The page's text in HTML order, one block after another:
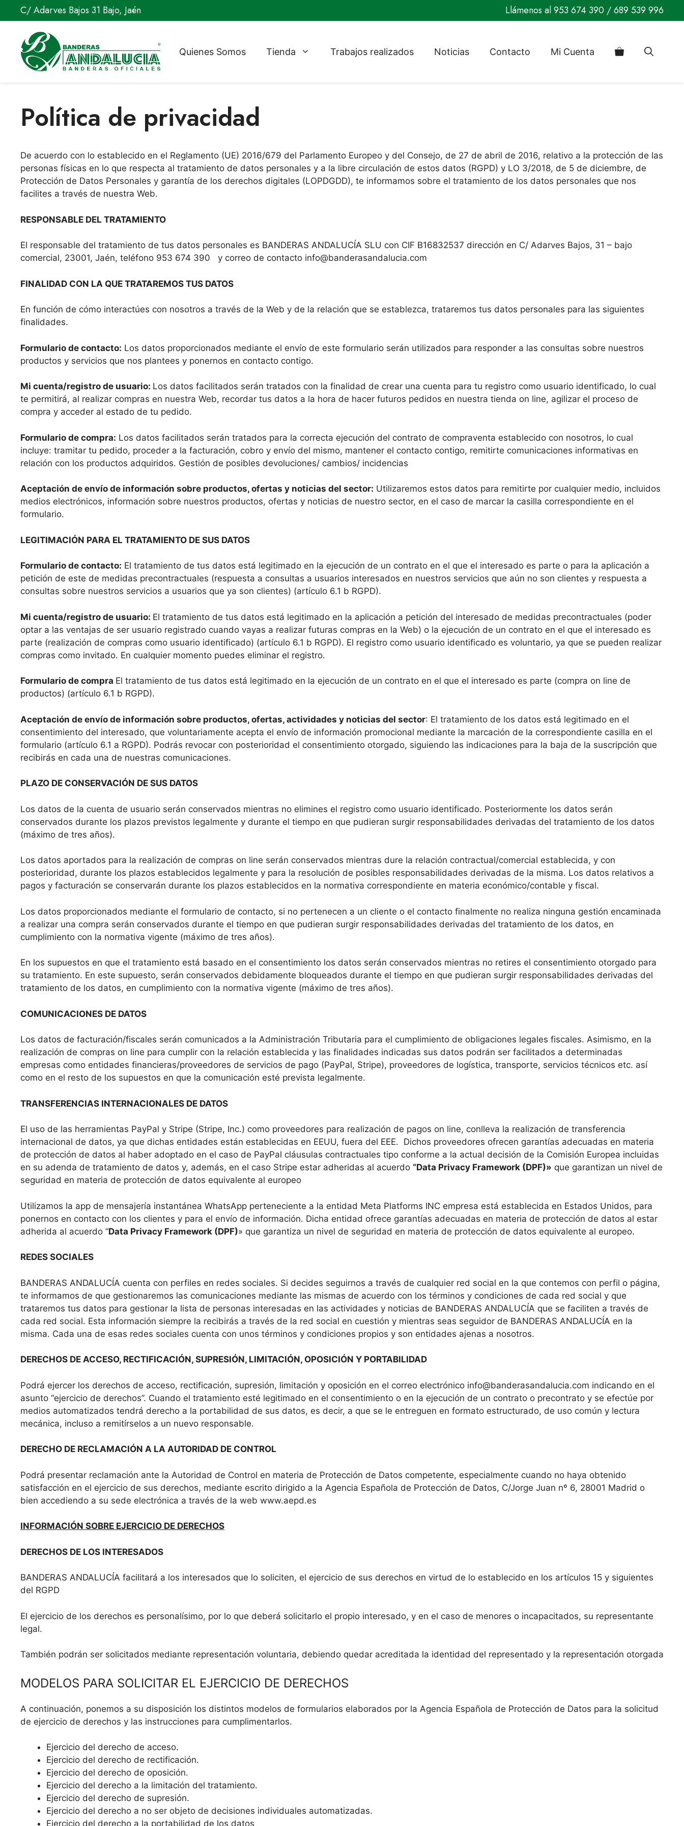
Saltar
al
contenido
C/ Adarves Bajos 31 Bajo, Jaén Llámenos al953 674 390 /689 539 996
Quienes Somos Tienda Trabajos realizados Noticias Contacto Mi Cuenta
Política de privacidad
De acuerdo con lo establecido en el Reglamento (UE) 2016/679 del Parlamento Europeo y del Consejo, de 27 de abril de 2016, relativo a la protección de las
personas físicas en lo que respecta al tratamiento de datos personales y a la libre circulación de estos datos (RGPD) y LO 3/2018, de 5 de diciembre, de
Protección de Datos Personales y garantía de los derechos digitales (LOPDGDD), te informamos sobre el tratamiento de los datos personales que nos
facilites a través de nuestra Web.
RESPONSABLE DEL TRATAMIENTO
El responsable del tratamiento de tus datos personales es BANDERAS ANDALUCÍA SLU con CIF B16832537 dirección en C/ Adarves Bajos, 31 – bajo
comercial, 23001, Jaén, teléfono 953 674 390 y correo de contacto info@banderasandalucia.com
FINALIDAD CON LA QUE TRATAREMOS TUS DATOS
En función de cómo interactúes con nosotros a través de la Web y de la relación que se establezca, trataremos tus datos personales para las siguientes
finalidades.
Formulario de contacto: Los datos proporcionados mediante el envío de este formulario serán utilizados para responder a las consultas sobre nuestros
productos y servicios que nos plantees y ponernos en contacto contigo.
Mi cuenta/registro de usuario: Los datos facilitados serán tratados con la finalidad de crear una cuenta para tu registro como usuario identificado, lo cual
te permitirá, al realizar compras en nuestra Web, recordar tus datos a la hora de hacer futuros pedidos en nuestra tienda on line, agilizar el proceso de
compra y acceder al estado de tu pedido.
Formulario de compra: Los datos facilitados serán tratados para la correcta ejecución del contrato de compraventa establecido con nosotros, lo cual
incluye: tramitar tu pedido, proceder a la facturación, cobro y envío del mismo, mantener el contacto contigo, remitirte comunicaciones informativas en
relación con los productos adquiridos. Gestión de posibles devoluciones/ cambios/ incidencias
Aceptación de envío de información sobre productos, ofertas y noticias del sector: Utilizaremos estos datos para remitirte por cualquier medio, incluidos
medios electrónicos, información sobre nuestros productos, ofertas y noticias de nuestro sector, en el caso de marcar la casilla correspondiente en el
formulario.
LEGITIMACIÓN PARA EL TRATAMIENTO DE SUS DATOS
Formulario de contacto: El tratamiento de tus datos está legitimado en la ejecución de un contrato en el que el interesado es parte o para la aplicación a
petición de este de medidas precontractuales (respuesta a consultas a usuarios interesados en nuestros servicios que aún no son clientes y respuesta a
consultas sobre nuestros servicios a usuarios que ya son clientes) (artículo 6.1 b RGPD).
Mi cuenta/registro de usuario: El tratamiento de tus datos está legitimado en la aplicación a petición del interesado de medidas precontractuales (poder
optar a las ventajas de ser usuario registrado cuando vayas a realizar futuras compras en la Web) o la ejecución de un contrato en el que el interesado es
parte (realización de compras como usuario identificado) (artículo 6.1 b RGPD). El registro como usuario identificado es voluntario, ya que se pueden realizar
compras como invitado. En cualquier momento puedes eliminar el registro.
Formulario de compra El tratamiento de tus datos está legitimado en la ejecución de un contrato en el que el interesado es parte (compra on line de
productos) (artículo 6.1 b RGPD).
Aceptación de envío de información sobre productos, ofertas, actividades y noticias del sector: El tratamiento de los datos está legitimado en el
consentimiento del interesado, que voluntariamente acepta el envío de información promocional mediante la marcación de la correspondiente casilla en el
formulario (artículo 6.1 a RGPD). Podrás revocar con posterioridad el consentimiento otorgado, siguiendo las indicaciones para la baja de la suscripción que
recibirás en cada una de nuestras comunicaciones.
PLAZO DE CONSERVACIÓN DE SUS DATOS
Los datos de la cuenta de usuario serán conservados mientras no elimines el registro como usuario identificado. Posteriormente los datos serán
conservados durante los plazos previstos legalmente y durante el tiempo en que pudieran surgir responsabilidades derivadas del tratamiento de los datos
(máximo de tres años).
Los datos aportados para la realización de compras on line serán conservados mientras dure la relación contractual/comercial establecida, y con
posterioridad, durante los plazos establecidos legalmente y para la resolución de posibles responsabilidades derivadas de la misma. Los datos relativos a
pagos y facturación se conservarán durante los plazos establecidos en la normativa correspondiente en materia económico/contable y fiscal.
Los datos proporcionados mediante el formulario de contacto, si no pertenecen a un cliente o el contacto finalmente no realiza ninguna gestión encaminada
a realizar una compra serán conservados durante el tiempo en que pudieran surgir responsabilidades derivadas del tratamiento de los datos, en
cumplimiento con la normativa vigente (máximo de tres años).
En los supuestos en que el tratamiento está basado en el consentimiento los datos serán conservados mientras no retires el consentimiento otorgado para
su tratamiento. En este supuesto, serán conservados debidamente bloqueados durante el tiempo en que pudieran surgir responsabilidades derivadas del
tratamiento de los datos, en cumplimiento con la normativa vigente (máximo de tres años).
COMUNICACIONES DE DATOS
Los datos de facturación/fiscales serán comunicados a la Administración Tributaria para el cumplimiento de obligaciones legales fiscales. Asimismo, en la
realización de compras on line para cumplir con la relación establecida y las finalidades indicadas sus datos podrán ser facilitados a determinadas
empresas como entidades financieras/proveedores de servicios de pago (PayPal, Stripe), proveedores de logística, transporte, servicios técnicos etc. así
como en el resto de los supuestos en que la comunicación esté prevista legalmente.
TRANSFERENCIAS INTERNACIONALES DE DATOS
El uso de las herramientas PayPal y Stripe (Stripe, Inc.) como proveedores para realización de pagos on line, conlleva la realización de transferencia
internacional de datos, ya que dichas entidades están establecidas en EEUU, fuera del EEE. Dichos proveedores ofrecen garantías adecuadas en materia
de protección de datos al haber adoptado en el caso de PayPal cláusulas contractuales tipo conforme a la actual decisión de la Comisión Europea incluidas
en su adenda de tratamiento de datos y, además, en el caso Stripe estar adheridas al acuerdo “Data Privacy Framework (DPF)» que garantizan un nivel de
seguridad en materia de protección de datos equivalente al europeo
Utilizamos la app de mensajería instantánea WhatsApp perteneciente a la entidad Meta Platforms INC empresa está establecida en Estados Unidos, para
ponernos en contacto con los clientes y para el envío de información. Dicha entidad ofrece garantías adecuadas en materia de protección de datos al estar
adherida al acuerdo “Data Privacy Framework (DPF)» que garantiza un nivel de seguridad en materia de protección de datos equivalente al europeo.
REDES SOCIALES
BANDERAS ANDALUCÍA cuenta con perfiles en redes sociales. Si decides seguirnos a través de cualquier red social en la que contemos con perfil o página,
te informamos de que gestionaremos las comunicaciones mediante las mismas de acuerdo con los términos y condiciones de cada red social y que
trataremos tus datos para gestionar la lista de personas interesadas en las actividades y noticias de BANDERAS ANDALUCÍA que se faciliten a través de
cada red social. Esta información siempre la recibirás a través de la red social en cuestión y mientras seas seguidor de BANDERAS ANDALUCÍA en la
misma. Cada una de esas redes sociales cuenta con unos términos y condiciones propios y son entidades ajenas a nosotros.
DERECHOS DE ACCESO, RECTIFICACIÓN, SUPRESIÓN, LIMITACIÓN, OPOSICIÓN Y PORTABILIDAD
Podrá ejercer los derechos de acceso, rectificación, supresión, limitación y oposición en el correo electrónico info@banderasandalucia.com indicando en el
asunto “ejercicio de derechos”. Cuando el tratamiento esté legitimado en el consentimiento o en la ejecución de un contrato o precontrato y se efectúe por
medios automatizados tendrá derecho a la portabilidad de sus datos, es decir, a que se le entreguen en formato estructurado, de uso común y lectura
mecánica, incluso a remitírselos a un nuevo responsable.
DERECHO DE RECLAMACIÓN A LA AUTORIDAD DE CONTROL
Podrá presentar reclamación ante la Autoridad de Control en materia de Protección de Datos competente, especialmente cuando no haya obtenido
satisfacción en el ejercicio de sus derechos, mediante escrito dirigido a la Agencia Española de Protección de Datos, C/Jorge Juan nº 6, 28001 Madrid o
bien accediendo a su sede electrónica a través de la web www.aepd.es
INFORMACIÓN SOBRE EJERCICIO DE DERECHOS
DERECHOS DE LOS INTERESADOS
BANDERAS ANDALUCÍA facilitará a los interesados que lo soliciten, el ejercicio de sus derechos en virtud de lo establecido en los artículos 15 y siguientes
del RGPD
El ejercicio de los derechos es personalísimo, por lo que deberá solicitarlo el propio interesado, y en el caso de menores o incapacitados, su representante
legal.
También podrán ser solicitados mediante representación voluntaria, debiendo quedar acreditada la identidad del representado y la representación otorgada
MODELOS PARA SOLICITAR EL EJERCICIO DE DERECHOS
A continuación, ponemos a su disposición los distintos modelos de formularios elaborados por la Agencia Española de Protección de Datos para la solicitud
de ejercicio de derechos y las instrucciones para cumplimentarlos.
Ejercicio del derecho de acceso.
Ejercicio del derecho de rectificación.
Ejercicio del derecho de oposición.
Ejercicio del derecho a la limitación del tratamiento.
Ejercicio del derecho de supresión.
Ejercicio del derecho a no ser objeto de decisiones individuales automatizadas.
Ejercicio del derecho a la portabilidad de los datos